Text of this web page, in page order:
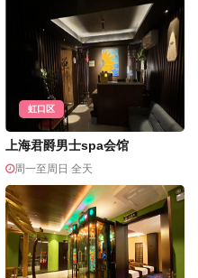
虹口区
上海君爵男士spa会馆
周一至周日 全天